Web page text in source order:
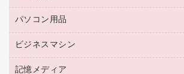
リサイクルトナー（プール方式）
リサイクルインクカートリッジ
プリンタ用リボン
名刺用紙
ワープロ用紙
パソコン用品
パソコン周辺機器
ビジネスマシン
電話機
記憶メディア